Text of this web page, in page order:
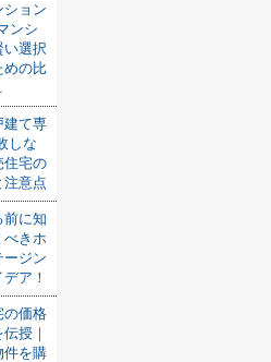
ション
ンシ
い選択
めの比
建て専
しな
住宅の
注意点
前に知
べきホ
ージン
ア！
の価格
授｜
件を購